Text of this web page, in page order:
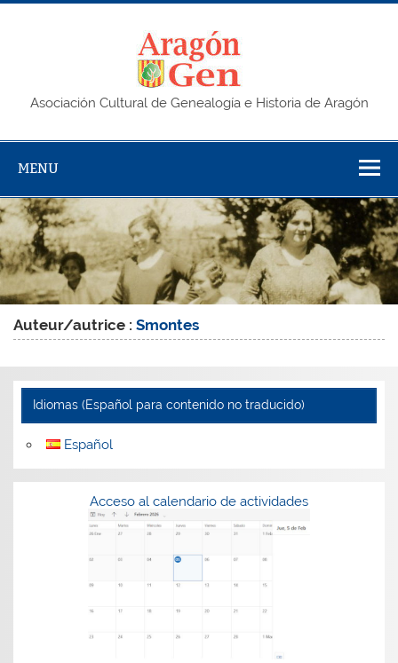
Skip
Asociación Cultural de Genealogía e Historia de Aragón
MENU
Auteur/autrice :Smontes
Idiomas (Español para contenido no traducido)
Español
Acceso al calendario de actividades